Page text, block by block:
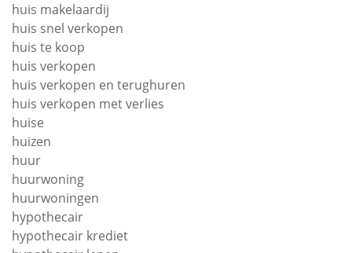
huis makelaardij
huis snel verkopen
huis te koop
huis verkopen
huis verkopen en terughuren
huis verkopen met verlies
huise
huizen
huur
huurwoning
huurwoningen
hypothecair
hypothecair krediet